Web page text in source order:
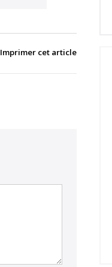
Imprimer cet article